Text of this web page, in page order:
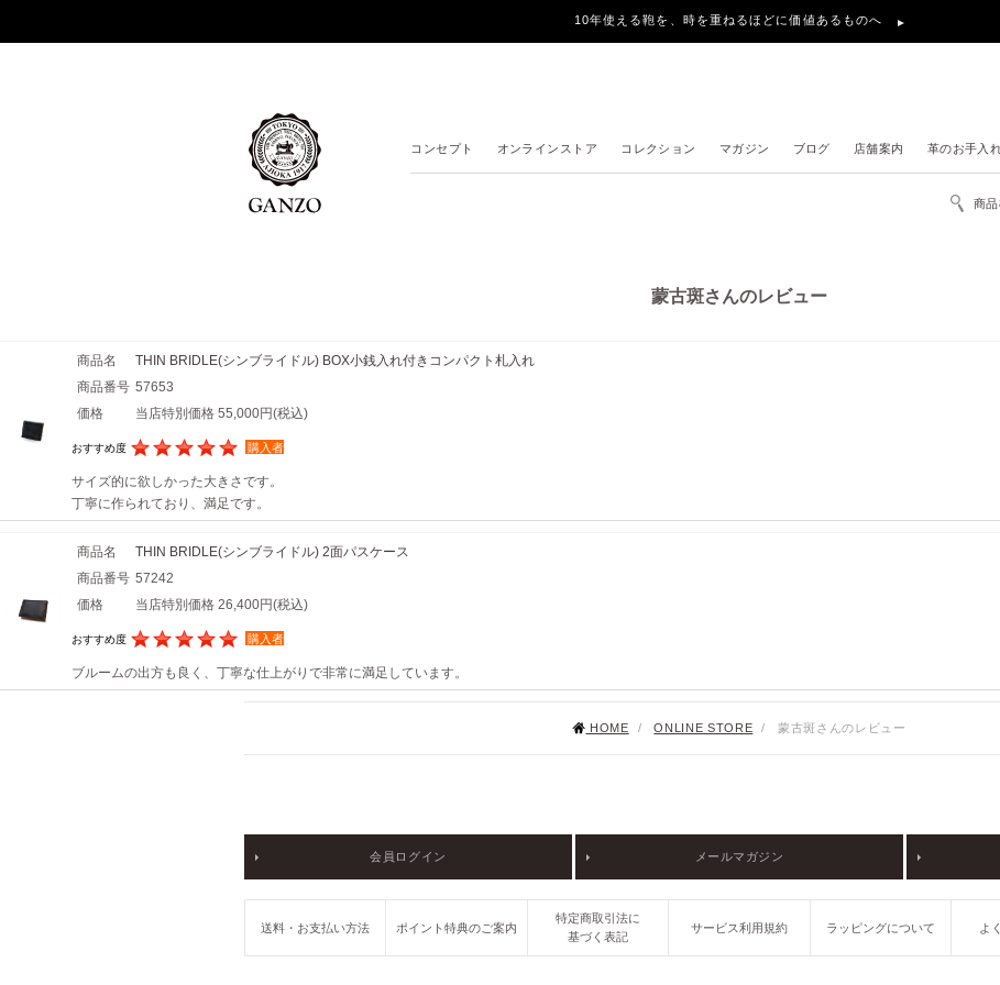
10年使える鞄を、時を重ねるほどに価値あるものへ
コンセプト オンラインストア コレクション マガジン ブログ 店舗案内 革のお手入
商
蒙古斑さんのレビュー
商品名
THIN BRIDLE(シンブライドル) BOX小銭入れ付きコンパクト札入れ
商品番号 57653
価格
当店特別価格 55,000円(税込)
おすすめ度 購入者
サイズ的に欲しかった大きさです。
丁寧に作られており、満足です。
商品名
THIN BRIDLE(シンブライドル) 2面パスケース
商品番号 57242
価格
当店特別価格 26,400円(税込)
おすすめ度 購入者
ブルームの出方も良く、丁寧な仕上がりで非常に満足しています。
HOME / ONLINE STORE / 蒙古斑さんのレビュー
会員ログイン メールマガジン
送料・お支払い方法 ポイント特典のご案内
特定商取引法に
基づく表記
サービス利用規約 ラッピングについて よ